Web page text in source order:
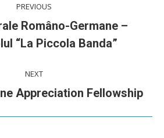
PREVIOUS
Previous
post:
Româno-Germane –
“La Piccola Banda”
NEXT
Next
Appreciation Fellowship